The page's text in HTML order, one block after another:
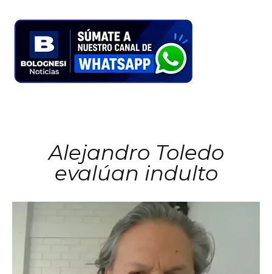
Alejandro Toledo
evalúan indulto